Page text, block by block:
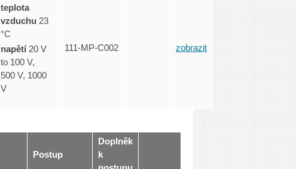
teplota
vzduchu 23
°C
napětí20 V
to 100 V,
500 V, 1000
V
111-MP-C002 zobrazit
Postup
Doplněk
k